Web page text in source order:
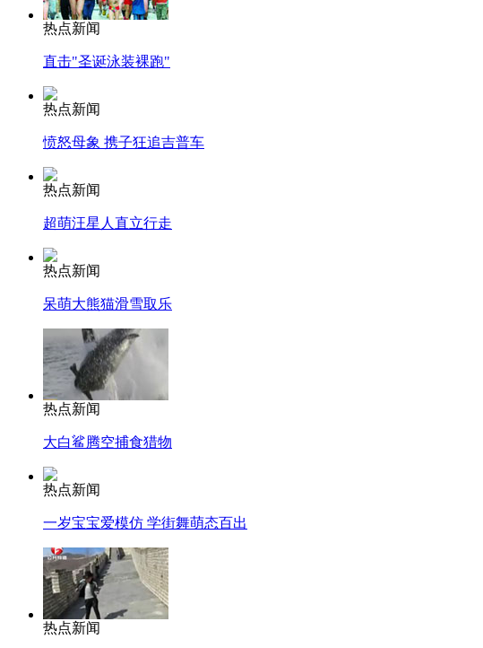
热点新闻
直击"圣诞泳装裸跑"
热点新闻
愤怒母象 携子狂追吉普车
热点新闻
超萌汪星人直立行走
热点新闻
呆萌大熊猫滑雪取乐
热点新闻
大白鲨腾空捕食猎物
热点新闻
一岁宝宝爱模仿 学街舞萌态百出
热点新闻